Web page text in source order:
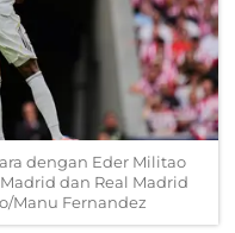
dengan Eder Militao
dan Real Madrid
Manu Fernandez